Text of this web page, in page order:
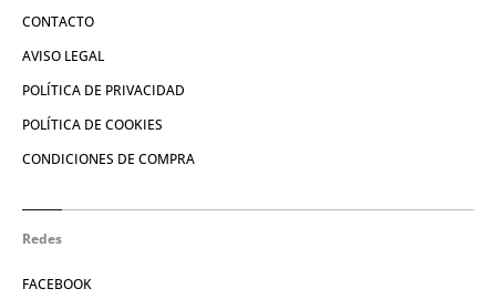
CONTACTO
AVISO LEGAL
POLÍTICA DE PRIVACIDAD
POLÍTICA DE COOKIES
CONDICIONES DE COMPRA
Redes
FACEBOOK